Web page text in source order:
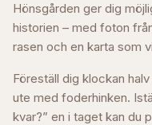
Hönsgården ger dig
historien – med foton
rasen och en karta som
Föreställ dig klockan
ute med foderhinken.
kvar?” en i taget kan du